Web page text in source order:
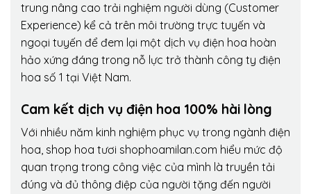
trung nâng cao trải nghiệm người dùng (Customer
Experience) kể cả trên môi trường trực tuyến và
ngoại tuyến để đem lại một dịch vụ điện hoa hoàn
hảo xứng đáng trong nỗ lực trở thành công ty điện
hoa số 1 tại Việt Nam.
Cam kết dịch vụ điện hoa 100% hài lòng
Với nhiều năm kinh nghiệm phục vụ trong ngành điện
hoa, shop hoa tươi shophoamilan.com hiểu mức độ
quan trọng trong công việc của mình là truyền tải
đúng và đủ thông điệp của người tặng đến người